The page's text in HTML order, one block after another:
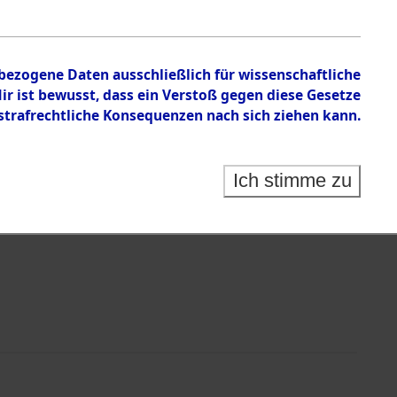
Daten ausschließlich für wissenschaftliche
bewusst, dass ein Verstoß gegen diese Gesetze
Konsequenzen nach sich ziehen kann.
Ich stimme zu